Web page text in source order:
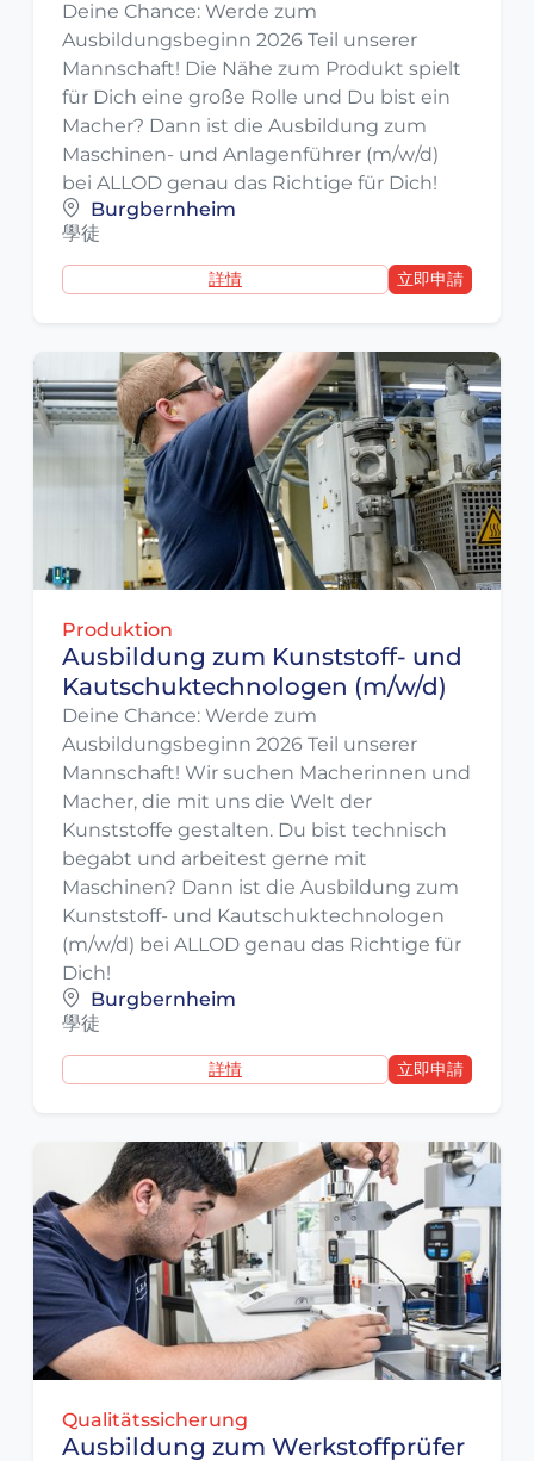
Deine Chance: Werde zum
Ausbildungsbeginn 2026 Teil unserer
Mannschaft! Die Nähe zum Produkt spielt
für Dich eine große Rolle und Du bist ein
Macher? Dann ist die Ausbildung zum
Maschinen- und Anlagenführer (m/w/d)
bei ALLOD genau das Richtige für Dich!
Burgbernheim
學徒
詳情 立即申請
Produktion
Ausbildung zum Kunststoff- und
Kautschuktechnologen (m/w/d)
Deine Chance: Werde zum
Ausbildungsbeginn 2026 Teil unserer
Mannschaft! Wir suchen Macherinnen und
Macher, die mit uns die Welt der
Kunststoffe gestalten. Du bist technisch
begabt und arbeitest gerne mit
Maschinen? Dann ist die Ausbildung zum
Kunststoff- und Kautschuktechnologen
(m/w/d) bei ALLOD genau das Richtige für
Dich!
Burgbernheim
學徒
詳情 立即申請
Qualitätssicherung
Ausbildung zum Werkstoffprüfer